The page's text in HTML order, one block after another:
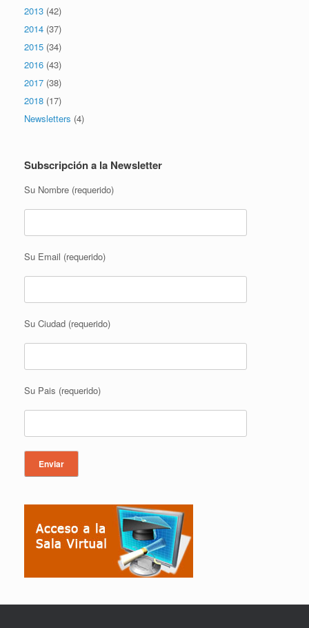
2013 (42)
2014 (37)
2015 (34)
2016 (43)
2017 (38)
2018 (17)
Newsletters (4)
Subscripción a la Newsletter
Su Nombre (requerido)
Su Email (requerido)
Su Ciudad (requerido)
Su Pais (requerido)